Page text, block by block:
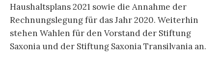
Haushaltsplans 2021 sowie die Annahme der
Rechnungslegung für das Jahr 2020. Weiterhin
stehen Wahlen für den Vorstand der Stiftung
Saxonia und der Stiftung Saxonia Transilvania an.